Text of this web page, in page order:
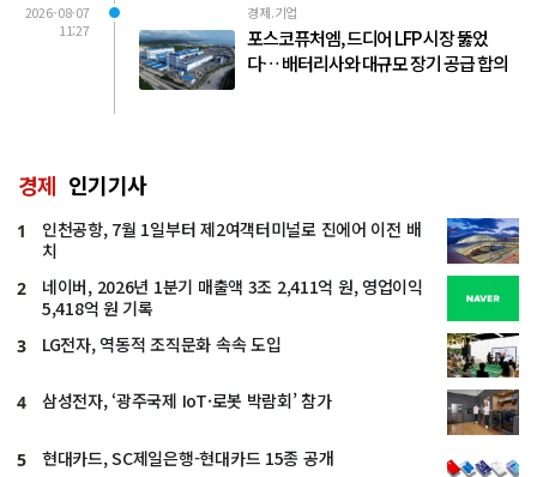
2026-08-07
11:27
경제.기업
포스코퓨처엠, 드디어 LFP 시장 뚫었
다… 배터리사와 대규모 장기 공급 합의
경제 인기기사
1
인천공항, 7월 1일부터 제2여객터미널로 진에어 이전 배
치
2
네이버, 2026년 1분기 매출액 3조 2,411억 원, 영업이익
5,418억 원 기록
3 LG전자, 역동적 조직문화 속속 도입
4 삼성전자, ‘광주국제 IoT·로봇 박람회’ 참가
5 현대카드, SC제일은행-현대카드 15종 공개